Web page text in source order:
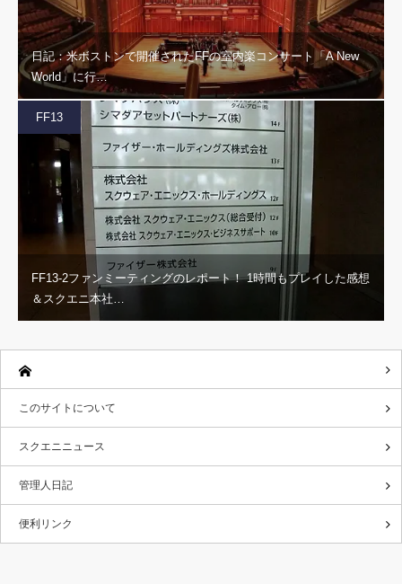
日記：米ボストンで開催されたFFの室内楽コンサート「A New
World」に行…
FF13
FF13-2ファンミーティングのレポート！ 1時間もプレイした感想
＆スクエニ本社…
このサイトについて
スクエニニュース
管理人日記
便利リンク